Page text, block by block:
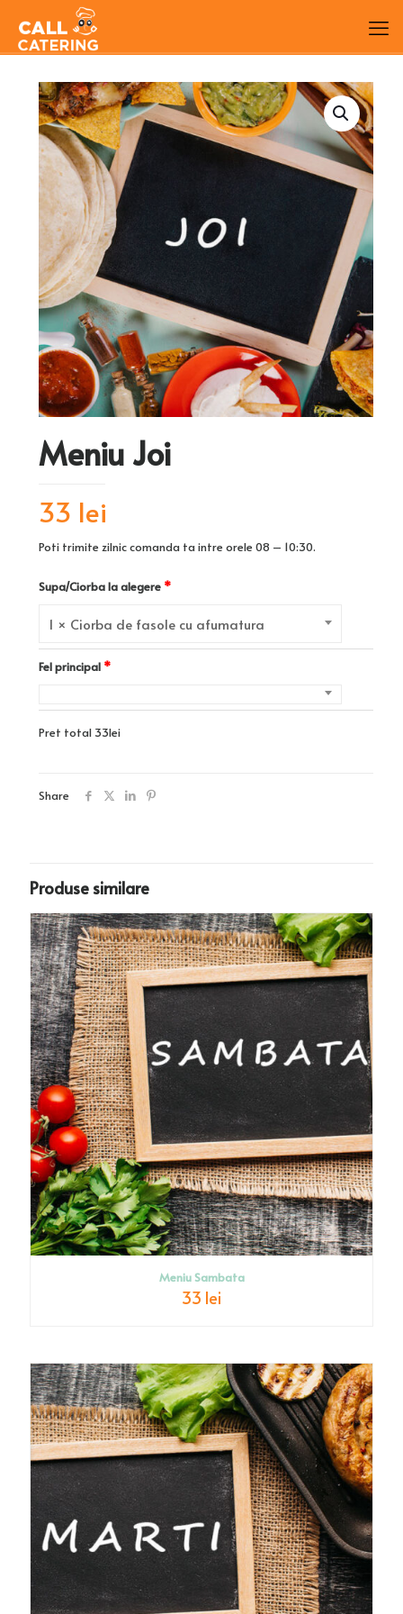
Meniu Joi
33 lei
Poti trimite zilnic comanda ta intre orele 08 – 10:30.
Supa/Ciorba la alegere
1 × Ciorba de fasole cu afumatura
Fel principal
Pret total 33lei
Share
Produse similare
Meniu Sambata
33 lei